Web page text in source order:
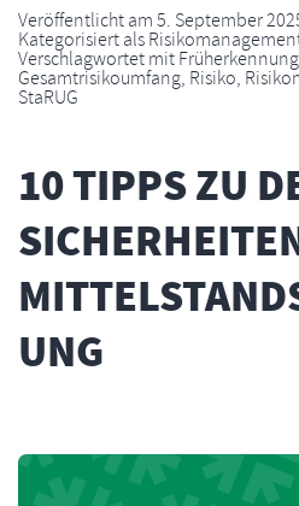
Veröffentlicht am5. September
Kategorisiert als
Verschlagwortet mit
Gesamtrisikoumfang, Risiko,
StaRUG
10 TIPPS ZU
UNG